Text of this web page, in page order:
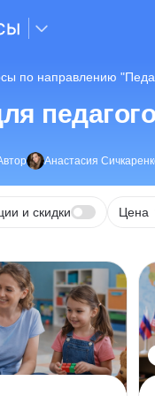
по направлению
Анастасия
и скидки Цена